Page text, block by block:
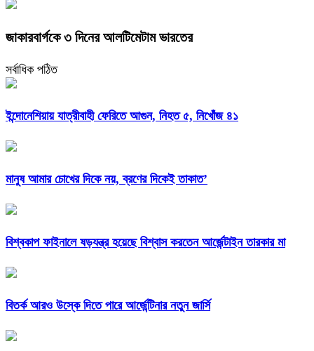
জাকারবার্গকে ৩ দিনের আলটিমেটাম ভারতের
সর্বাধিক পঠিত
ইন্দোনেশিয়ায় যাত্রীবাহী ফেরিতে আগুন, নিহত ৫, নিখোঁজ ৪১
মানুষ আমার চোখের দিকে নয়, ব্রণের দিকেই তাকাত’
বিশ্বকাপ ফাইনালে ষড়যন্ত্র হয়েছে বিশ্বাস করতেন আর্জেন্টাইন তারকার মা
বিতর্ক আরও উস্কে দিতে পারে আর্জেন্টিনার নতুন জার্সি